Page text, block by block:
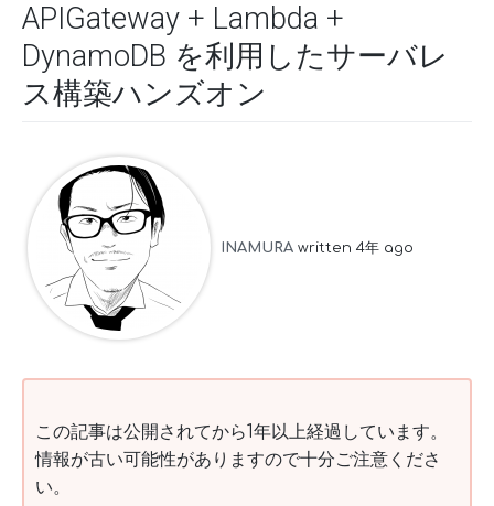
APIGateway + Lambda +
DynamoDB を利用したサーバレ
ス構築ハンズオン
INAMURA written 4年 ago
この記事は公開されてから1年以上経過しています。
情報が古い可能性がありますので十分ご注意くださ
い。